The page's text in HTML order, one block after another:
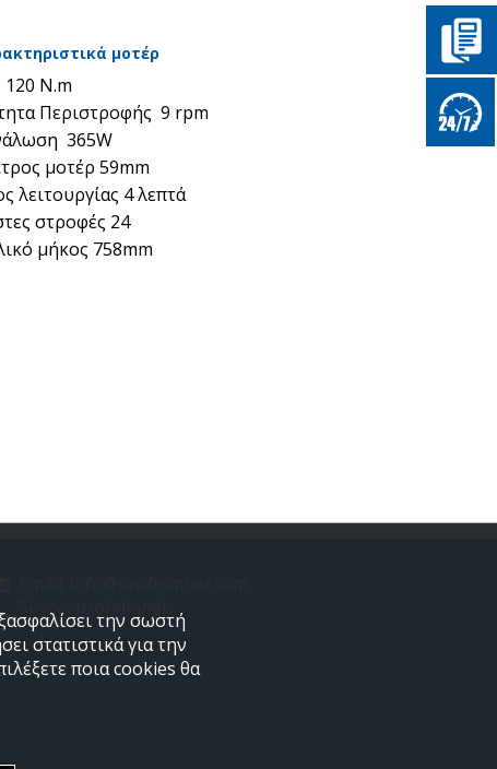
μοτέρ
N.m
Περιστροφής 9 rpm
365W
μοτέρ 59mm
λειτουργίας 4 λεπτά
στροφές 24
μήκος 758mm
Skype: profelmnet
την σωστή
στατιστικά για την
ποια cookies θα